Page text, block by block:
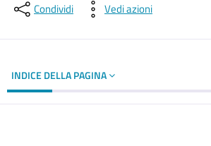
Condividi Vedi azioni
INDICE DELLA PAGINA